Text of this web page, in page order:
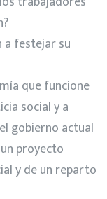
a festejar su
que funcione
social y a
gobierno actual
proyecto
y de un reparto